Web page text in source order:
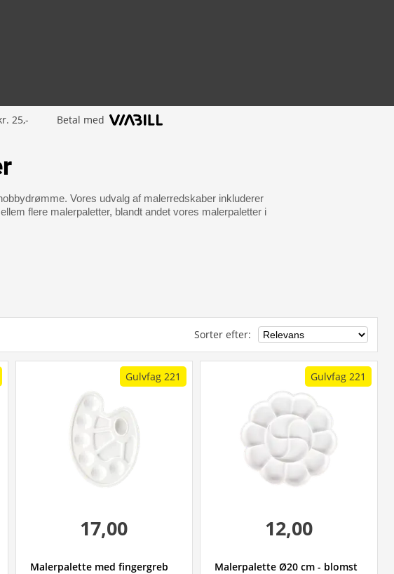
25,- Betal med
Vores udvalg af malerredskaber inkluderer
flere malerpaletter, blandt andet vores malerpaletter i
Sorter efter:
Gulvfag 221
17,00
Malerpalette med fingergreb
Gulvfag 221
12,00
Malerpalette Ø20 cm - blomst